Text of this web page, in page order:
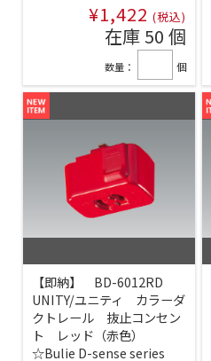
¥1,422 (税込)
在庫 50 個
数量： 個
【即納】 BD-6012RD
UNITY/ユニティ カラーダ
クトレール 抜止コンセン
ト レッド（赤色）
☆Bulie D-sense series